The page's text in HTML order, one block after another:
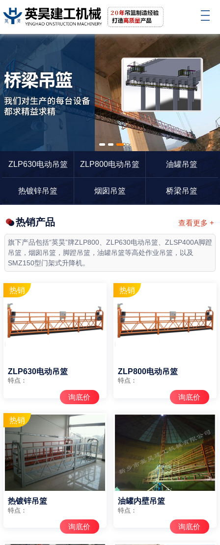
1 2 3
ZLP630电动吊篮
ZLP800电动吊篮 油罐吊篮
热镀锌吊篮 烟囱吊篮 桥梁吊篮
查看更多 +
热销产品
旗下产品包括“英昊”牌ZLP800、ZLP630电动吊篮、ZLSP400A脚蹬
吊篮，烟囱吊篮，脚蹬吊篮，油罐吊篮等高处作业吊篮，以及
SMZ150型门架式升降机。
ZLP630电动吊篮
特点：
询底价
ZLP800电动吊篮
特点：
询底价
热镀锌吊篮
特点：
询底价
油罐内壁吊篮
特点：
询底价